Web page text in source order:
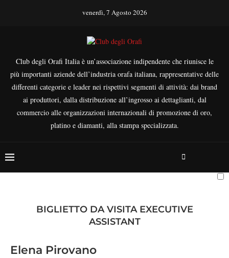
venerdì, 7 Agosto 2026
Club degli Orafi Italia è un’associazione indipendente che riunisce le
più importanti aziende dell’industria orafa italiana, rappresentative delle
differenti categorie e leader nei rispettivi segmenti di attività: dai brand
ai produttori, dalla distribuzione all’ingrosso ai dettaglianti, dal
commercio alle organizzazioni internazionali di promozione di oro,
platino e diamanti, alla stampa specializzata.
BIGLIETTO DA VISITA EXECUTIVE
ASSISTANT
Elena Pirovano